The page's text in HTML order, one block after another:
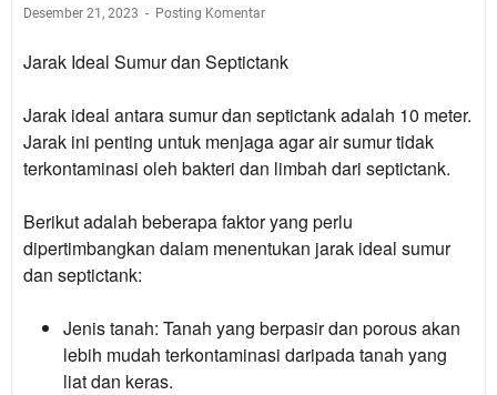
Desember 21, 2023 Posting Komentar
Jarak Ideal Sumur dan Septictank
Jarak ideal antara sumur dan septictank adalah 10 meter.
Jarak ini penting untuk menjaga agar air sumur tidak
terkontaminasi oleh bakteri dan limbah dari septictank.
Berikut adalah beberapa faktor yang perlu
dipertimbangkan dalam menentukan jarak ideal sumur
dan septictank:
Jenis tanah: Tanah yang berpasir dan porous akan
lebih mudah terkontaminasi daripada tanah yang
liat dan keras.